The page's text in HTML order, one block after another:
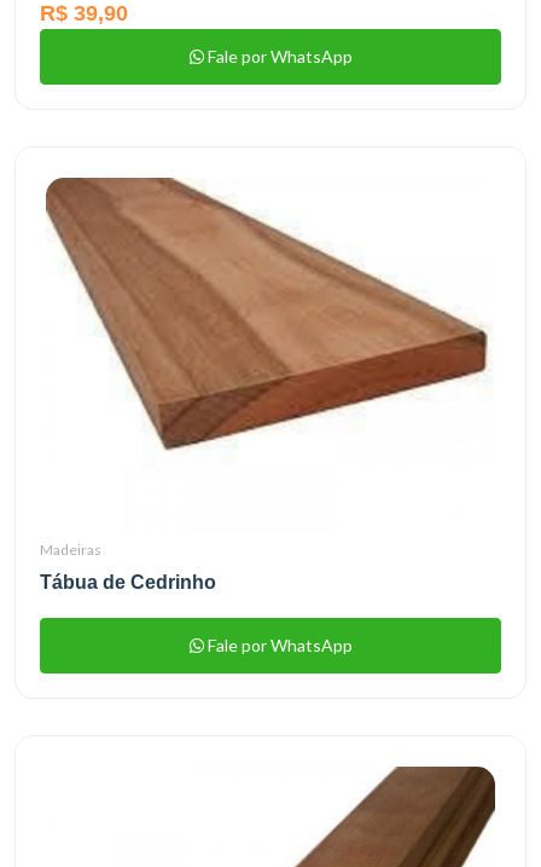
R$ 39,90
Fale por WhatsApp
Madeiras
Tábua de Cedrinho
Fale por WhatsApp